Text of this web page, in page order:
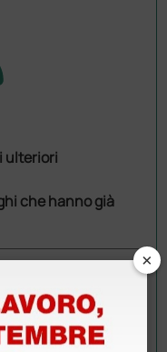
ulteriori
che hanno già
×